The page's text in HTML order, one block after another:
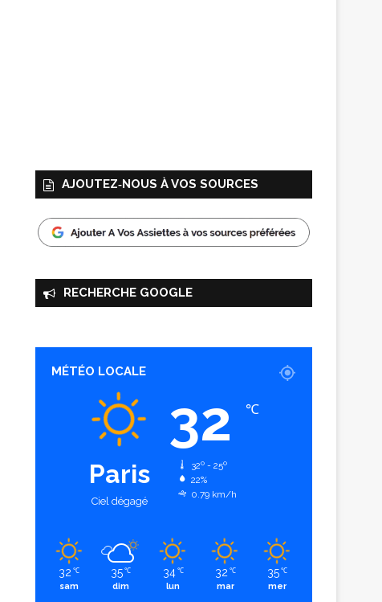
AJOUTEZ‑NOUS À VOS SOURCES
RECHERCHE GOOGLE
MÉTÉO LOCALE
Paris
Ciel dégagé
32 ℃
32º - 25º
22%
0.79 km/h
32 ℃
sam
35 ℃
dim
34 ℃
lun
32 ℃
mar
35 ℃
mer